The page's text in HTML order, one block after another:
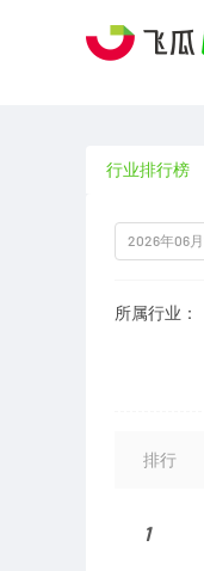
行业排行榜
所属行业：
排行
1